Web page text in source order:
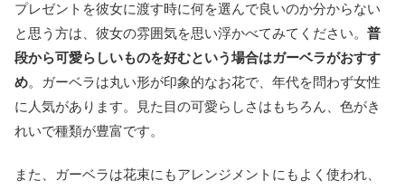
プレゼントを彼女に渡す時に何を選んで良いのか分からない
と思う方は、彼女の雰囲気を思い浮かべてみてください。 普
段から可愛らしいものを好むという場合はガーベラがおすす
め。ガーベラは丸い形が印象的なお花で、年代を問わず女性
に人気があります。見た目の可愛らしさはもちろん、色がき
れいで種類が豊富です。
また、ガーベラは花束にもアレンジメントにもよく使われ、